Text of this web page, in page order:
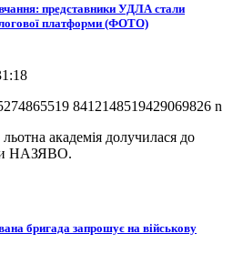
представники УДЛА стали
платформи (ФОТО)
академія долучилася до
НАЗЯВО.
бригада запрошує на військову